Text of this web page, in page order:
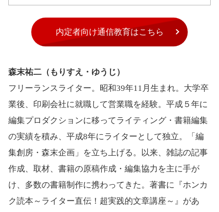
内定者向け通信教育はこちら
森末祐二（もりすえ・ゆうじ）
フリーランスライター。昭和39年11月生まれ。大学卒
業後、印刷会社に就職して営業職を経験。平成５年に
編集プロダクションに移ってライティング・書籍編集
の実績を積み、平成8年にライターとして独立。「編
集創房・森末企画」を立ち上げる。以来、雑誌の記事
作成、取材、書籍の原稿作成・編集協力を主に手が
け、多数の書籍制作に携わってきた。著書に『ホンカ
ク読本～ライター直伝！超実践的文章講座～』があ